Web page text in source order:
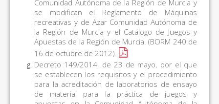
Comunidad Autónoma de la Región de Murcia y
se modifican el Reglamento de Máquinas
recreativas y de Azar Comunidad Autónoma de
la Región de Murcia y el Catálogo de Juegos y
Apuestas de la Región de Murcia. (BORM 240 de
16 de octubre de 2012).
Decreto 149/2014, de 23 de mayo, por el que
se establecen los requisitos y el procedimiento
para la acreditación de laboratorios de ensayo
de material para la práctica de juegos y